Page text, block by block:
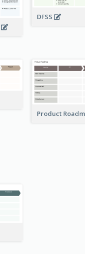
DFSS
Product